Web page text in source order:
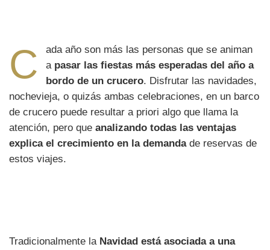
C
ada año son más las personas que se animan
a pasar las fiestas más esperadas del año a
bordo de un crucero. Disfrutar las navidades,
nochevieja, o quizás ambas celebraciones, en un barco
de crucero puede resultar a priori algo que llama la
atención, pero que analizando todas las ventajas
explica el crecimiento en la demandade reservas de
estos viajes.
Tradicionalmente la Navidad está asociada a una